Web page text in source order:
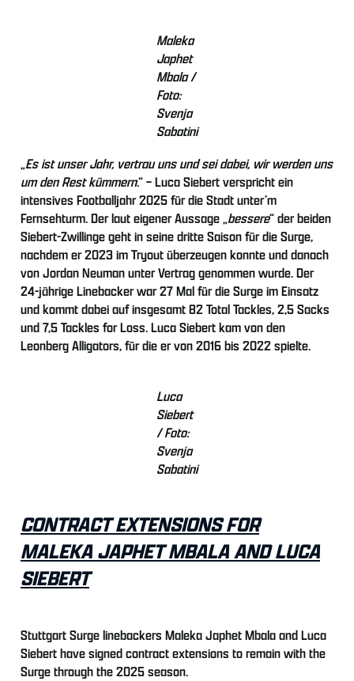
Maleka
Japhet
Mbala /
Foto:
Svenja
Sabatini
„Es ist unser Jahr, vertrau uns und sei dabei, wir werden uns
um den Rest kümmern.“ – Luca Siebert verspricht ein
intensives Footballjahr 2025 für die Stadt unter’m
Fernsehturm. Der laut eigener Aussage „bessere“ der beiden
Siebert-Zwillinge geht in seine dritte Saison für die Surge,
nachdem er 2023 im Tryout überzeugen konnte und danach
von Jordan Neuman unter Vertrag genommen wurde. Der
24-jährige Linebacker war 27 Mal für die Surge im Einsatz
und kommt dabei auf insgesamt 82 Total Tackles, 2,5 Sacks
und 7,5 Tackles for Loss. Luca Siebert kam von den
Leonberg Alligators, für die er von 2016 bis 2022 spielte.
Luca
Siebert
/ Foto:
Svenja
Sabatini
CONTRACT EXTENSIONS FOR
MALEKA JAPHET MBALA AND LUCA
SIEBERT
Stuttgart Surge linebackers Maleka Japhet Mbala and Luca
Siebert have signed contract extensions to remain with the
Surge through the 2025 season.